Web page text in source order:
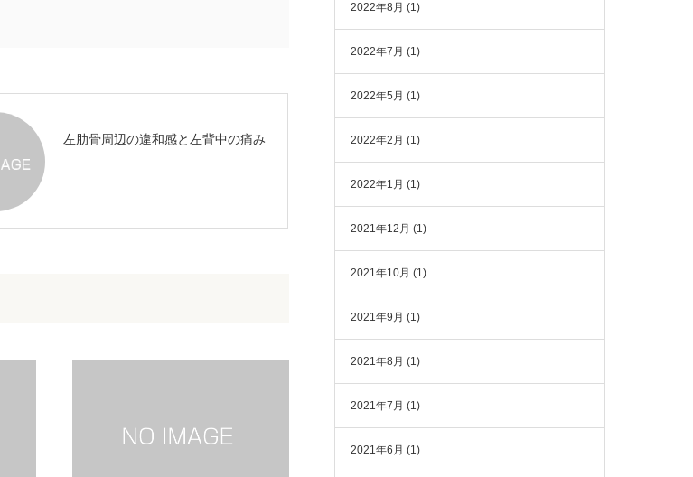
左肋骨周辺の違和感と左背中の痛み
2022年8月 (1)
2022年7月 (1)
2022年5月 (1)
2022年2月 (1)
2022年1月 (1)
2021年12月 (1)
2021年10月 (1)
2021年9月 (1)
2021年8月 (1)
2021年7月 (1)
2021年6月 (1)